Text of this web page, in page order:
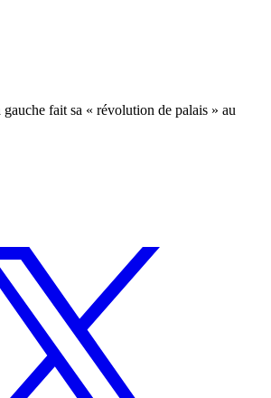
fait sa « révolution de palais » au